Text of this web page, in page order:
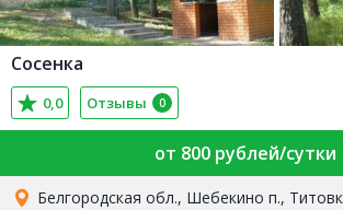
Сосенка
0,0 Отзывы 0
от 800 рублей/сутки
Белгородская обл., Шебекино п.,